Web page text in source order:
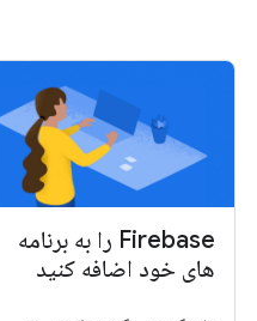
Firebase را به برنامه
های خود اضافه کنید